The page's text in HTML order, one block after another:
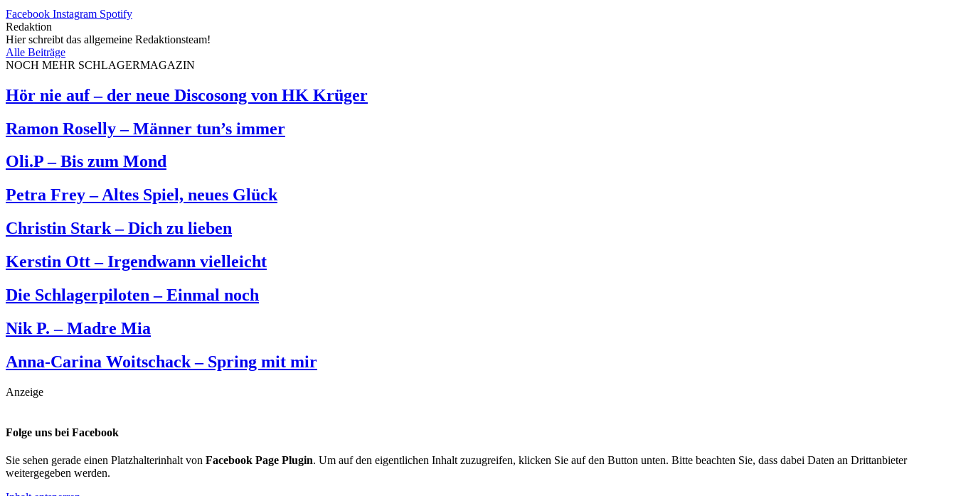
Facebook Instagram Spotify
Redaktion
Hier schreibt das allgemeine Redaktionsteam!
Alle Beiträge
NOCH MEHR SCHLAGERMAGAZIN
Hör nie auf – der neue Discosong von HK Krüger
Ramon Roselly – Männer tun’s immer
Oli.P – Bis zum Mond
Petra Frey – Altes Spiel, neues Glück
Christin Stark – Dich zu lieben
Kerstin Ott – Irgendwann vielleicht
Die Schlagerpiloten – Einmal noch
Nik P. – Madre Mia
Anna-Carina Woitschack – Spring mit mir
Anzeige
Folge uns bei Facebook
Sie sehen gerade einen Platzhalterinhalt von Facebook Page Plugin. Um auf den eigentlichen Inhalt zuzugreifen, klicken Sie auf den Button unten. Bitte beachten Sie, dass dabei Daten an Drittanbieter
weitergegeben werden.